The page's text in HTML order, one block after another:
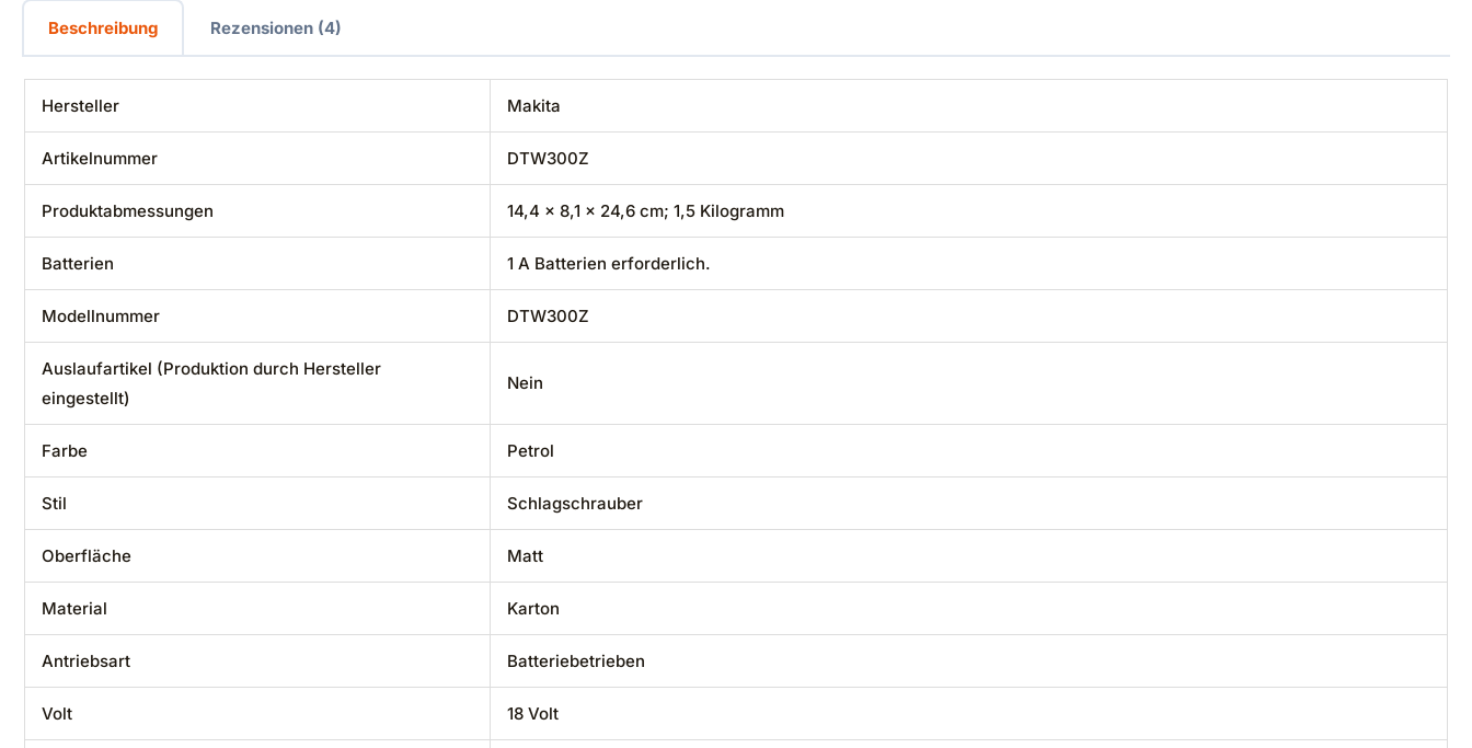
Beschreibung Rezensionen (4)
Hersteller ‎Makita
Artikelnummer ‎DTW300Z
Produktabmessungen ‎14,4 x 8,1 x 24,6 cm; 1,5 Kilogramm
Batterien ‎1 A Batterien erforderlich.
Modellnummer ‎DTW300Z
Auslaufartikel (Produktion durch Hersteller
eingestellt)
‎Nein
Farbe ‎Petrol
Stil ‎Schlagschrauber
Oberfläche ‎Matt
Material ‎Karton
Antriebsart ‎Batteriebetrieben
Volt ‎18 Volt